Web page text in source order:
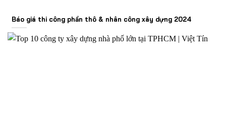
Báo giá thi công phần thô & nhân công xây dựng 2024